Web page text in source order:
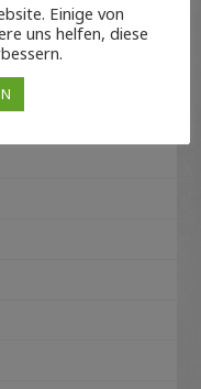
Einige von
uns helfen, diese